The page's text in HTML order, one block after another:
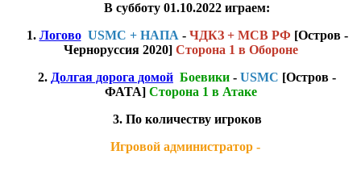
В субботу 01.10.2022 играем:
1. Логово USMC + НАПА - ЧДКЗ + МСВ РФ [Остров -
Черноруссия 2020] Сторона 1 в Обороне
2. Долгая дорога домой Боевики - USMC [Остров -
ФАТА] Сторона 1 в Атаке
3. По количеству игроков
Игровой администратор -